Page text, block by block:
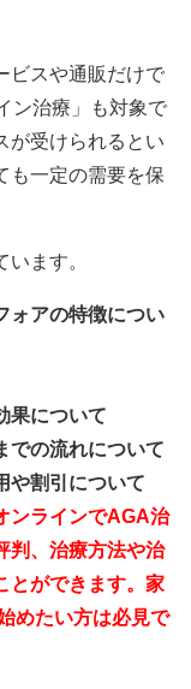
ビスや通販だけで
ン治療」も対象で
が受けられるとい
も一定の需要を保
ます。
ォアの特徴につい
果について
での流れについて
や割引について
ンラインでAGA治
判、治療方法や治
とができます。家
めたい方は必見で